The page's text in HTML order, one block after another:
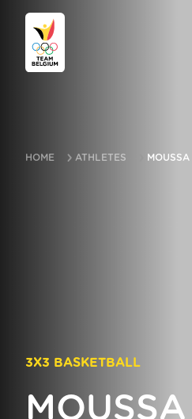
HOME ATHLETES
3X3 BASKETBALL
MOUSSA